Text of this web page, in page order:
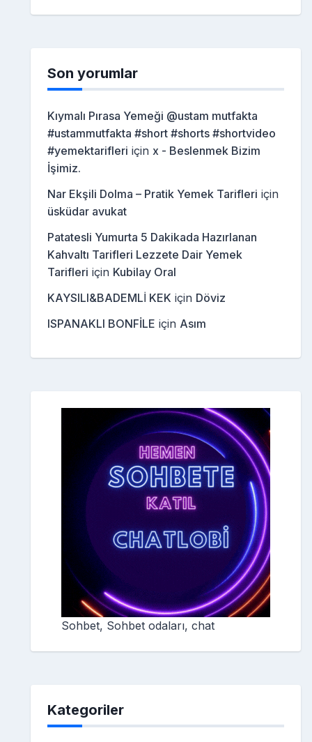
Son yorumlar
Kıymalı Pırasa Yemeği @ustam mutfakta
#ustammutfakta #short #shorts #shortvideo
#yemektarifleri için x - Beslenmek Bizim
İşimiz.
Nar Ekşili Dolma – Pratik Yemek Tarifleri için
üsküdar avukat
Patatesli Yumurta 5 Dakikada Hazırlanan
Kahvaltı Tarifleri Lezzete Dair Yemek
Tarifleri için Kubilay Oral
KAYSILI&BADEMLİ KEK için Döviz
ISPANAKLI BONFİLE için Asım
Sohbet, Sohbet odaları, chat
Kategoriler